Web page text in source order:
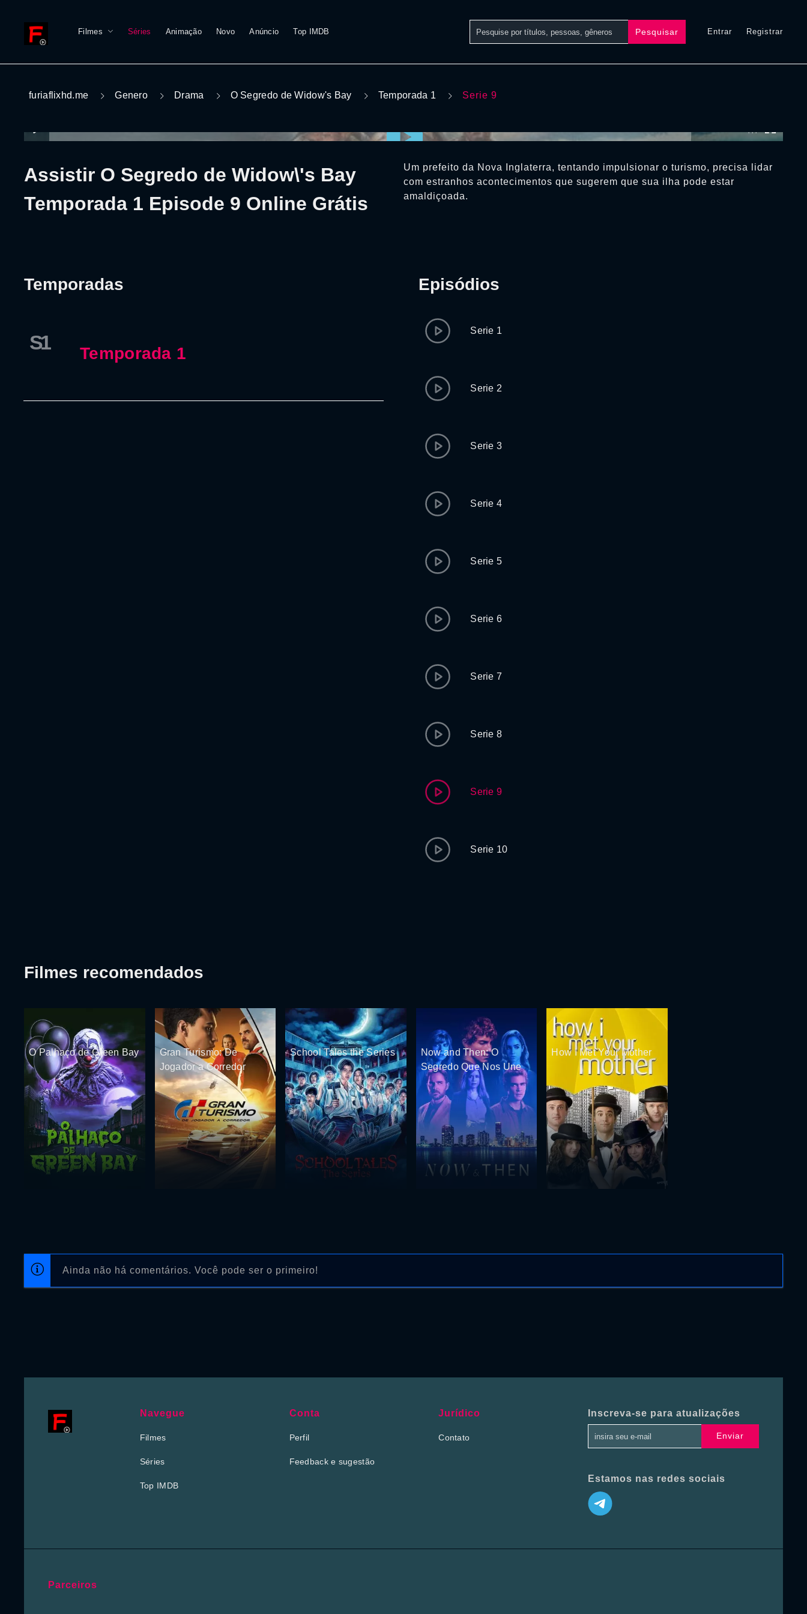
Filmes Séries Animação Novo Anúncio Top IMDB Pesquisar Entrar Registrar
furiaflixhd.me Genero Drama O Segredo de Widow's Bay Temporada 1 Serie 9
Assistir O Segredo de Widow\'s Bay
Temporada 1 Episode 9 Online Grátis
Um prefeito da Nova Inglaterra, tentando impulsionar o turismo, precisa lidar
com estranhos acontecimentos que sugerem que sua ilha pode estar
amaldiçoada.
Temporadas
S1 Temporada 1
Episódios
Serie 1
Serie 2
Serie 3
Serie 4
Serie 5
Serie 6
Serie 7
Serie 8
Serie 9
Serie 10
Ainda não há comentários. Você pode ser o primeiro!
Filmes recomendados
O Palhaço de Green Bay
Gran Turismo: De
Jogador a Corredor
School Tales the Series
Now and Then: O
Segredo Que Nos Une
How I Met Your Mother
Navegue
Filmes
Séries
Top IMDB
Conta
Perfil
Feedback e sugestão
Jurídico
Contato
Inscreva-se para atualizações
Enviar
Estamos nas redes sociais
Parceiros